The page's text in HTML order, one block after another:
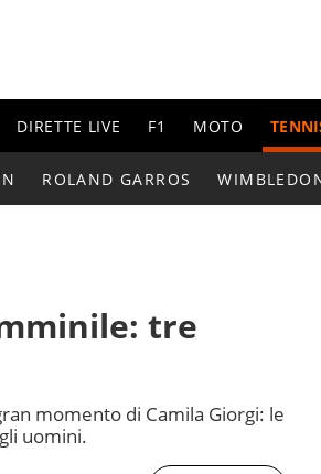
DIRETTE LIVE F1 MOTO
ROLAND GARROS
tre
momento di Camila Giorgi: le
uomini.